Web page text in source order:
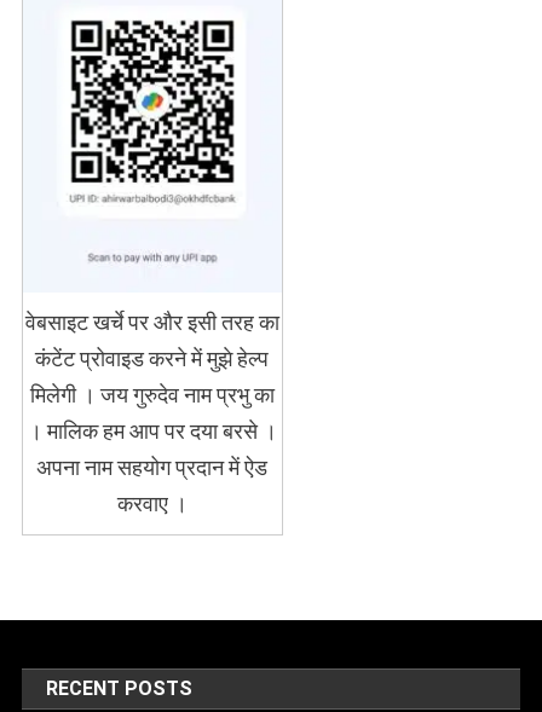
वेबसाइट खर्चे पर और इसी तरह का
कंटेंट प्रोवाइड करने में मुझे हेल्प
मिलेगी । जय गुरुदेव नाम प्रभु का
। मालिक हम आप पर दया बरसे ।
अपना नाम सहयोग प्रदान में ऐड
करवाए ।
RECENT POSTS